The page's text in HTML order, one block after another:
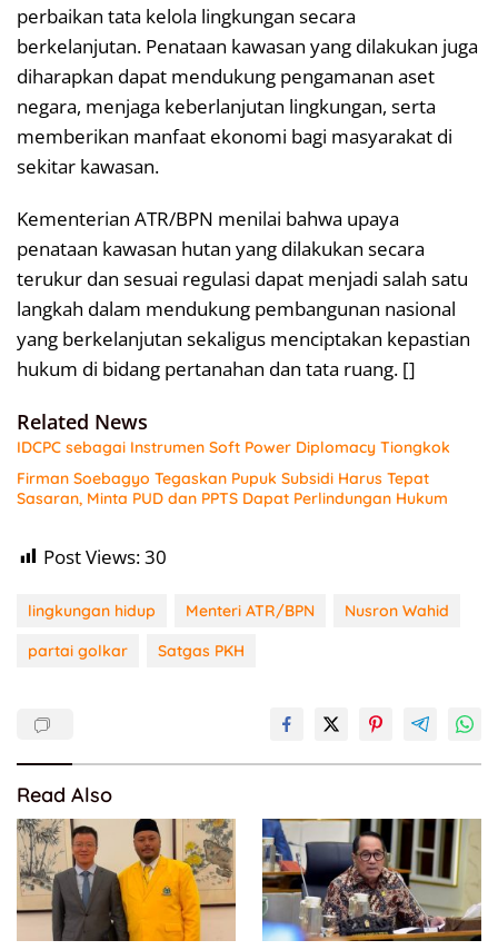
perbaikan tata kelola lingkungan secara
berkelanjutan. Penataan kawasan yang dilakukan juga
diharapkan dapat mendukung pengamanan aset
negara, menjaga keberlanjutan lingkungan, serta
memberikan manfaat ekonomi bagi masyarakat di
sekitar kawasan.
Kementerian ATR/BPN menilai bahwa upaya
penataan kawasan hutan yang dilakukan secara
terukur dan sesuai regulasi dapat menjadi salah satu
langkah dalam mendukung pembangunan nasional
yang berkelanjutan sekaligus menciptakan kepastian
hukum di bidang pertanahan dan tata ruang. []
Related News
IDCPC sebagai Instrumen Soft Power Diplomacy Tiongkok
Firman Soebagyo Tegaskan Pupuk Subsidi Harus Tepat
Sasaran, Minta PUD dan PPTS Dapat Perlindungan Hukum
Post Views:30
lingkungan hidup Menteri ATR/BPN
Nusron Wahid
partai golkar
Satgas PKH
Read Also